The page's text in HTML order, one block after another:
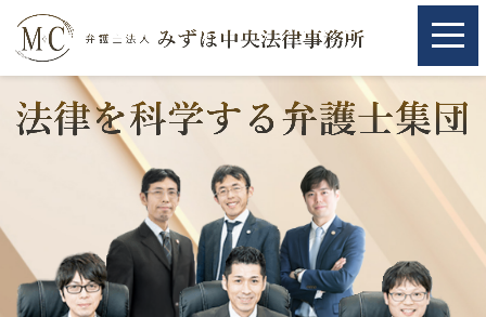
ホーム
相続・遺言
離婚（夫婦間トラブル）
ホーム
相続・遺言
離婚（夫婦間トラブル）